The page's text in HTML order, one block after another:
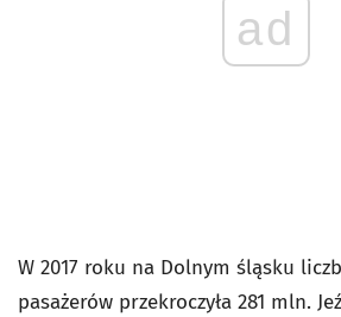
ad
W 2017 roku na Dolnym śląsku
pasażerów przekroczyła 281 mln.